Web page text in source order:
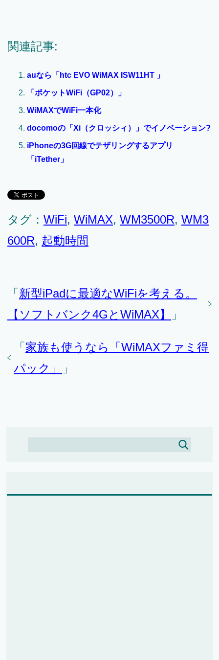
関連記事:
auなら「htc EVO WiMAX ISW11HT 」
「ポケットWiFi（GP02）」
WiMAXでWiFi一本化
docomoの「Xi（クロッシィ）」でイノベーション?
iPhoneの3G回線でテザリングするアプリ
「iTether」
タグ： WiFi, WiMAX, WM3500R, WM3
600R, 起動時間
「 新型iPadに最適なWiFiを考える。
【ソフトバンク4GとWiMAX】
」
「 家族も使うなら「WiMAXファミ得
パック」
」